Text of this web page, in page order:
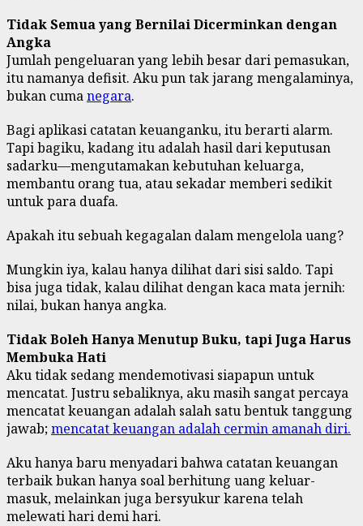
Tidak Semua yang Bernilai Dicerminkan dengan
Angka
Jumlah pengeluaran yang lebih besar dari pemasukan,
itu namanya defisit. Aku pun tak jarang mengalaminya,
bukan cumanegara.
Bagi aplikasi catatan keuanganku, itu berarti alarm.
Tapi bagiku, kadang itu adalah hasil dari keputusan
sadarku—mengutamakan kebutuhan keluarga,
membantu orang tua, atau sekadar memberi sedikit
untuk para duafa.
Apakah itu sebuah kegagalan dalam mengelola uang?
Mungkin iya, kalau hanya dilihat dari sisi saldo. Tapi
bisa juga tidak, kalau dilihat dengan kaca mata jernih:
nilai, bukan hanya angka.
Tidak Boleh Hanya Menutup Buku, tapi Juga Harus
Membuka Hati
Aku tidak sedang mendemotivasi siapapun untuk
mencatat. Justru sebaliknya, aku masih sangat percaya
mencatat keuangan adalah salah satu bentuk tanggung
jawab; mencatat keuangan adalah cermin amanah diri.
Aku hanya baru menyadari bahwa catatan keuangan
terbaik bukan hanya soal berhitung uang keluar-
masuk, melainkan juga bersyukur karena telah
melewati hari demi hari.